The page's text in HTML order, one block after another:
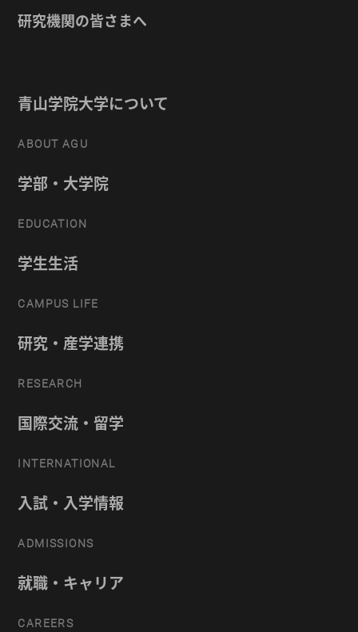
研究機関の皆さまへ
青山学院大学について
ABOUT AGU
学部・大学院
EDUCATION
学生生活
CAMPUS LIFE
研究・産学連携
RESEARCH
国際交流・留学
INTERNATIONAL
入試・入学情報
ADMISSIONS
就職・キャリア
CAREERS